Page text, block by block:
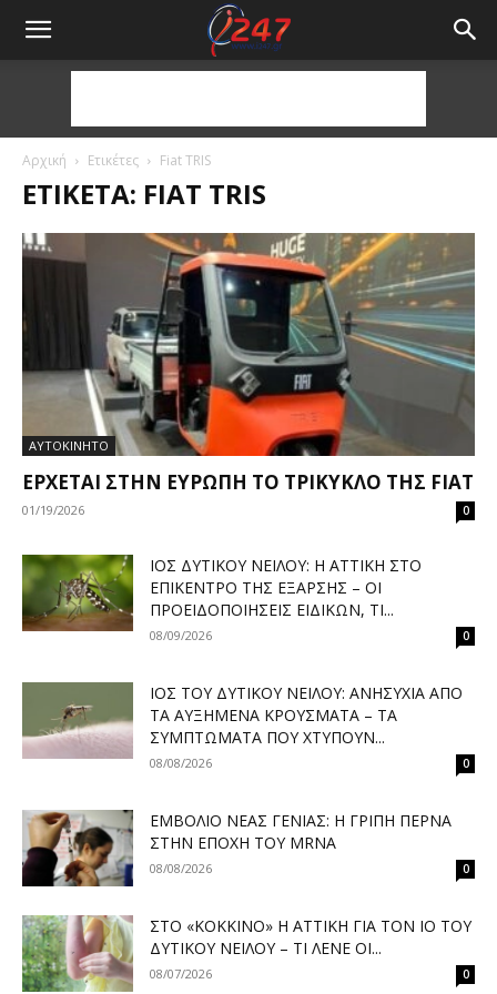
Αρχική Ετικέτες Fiat TRIS
ΕΤΙΚΈΤΑ: FIAT TRIS
ΑΥΤΟΚΙΝΗΤΟ
ΈΡΧΕΤΑΙ ΣΤΗΝ ΕΥΡΏΠΗ ΤΟ ΤΡΊΚΥΚΛΟ ΤΗΣ FIAT
01/19/2026 0
ΙΌΣ ΔΥΤΙΚΟΎ ΝΕΊΛΟΥ: Η ΑΤΤΙΚΉ ΣΤΟ
ΕΠΊΚΕΝΤΡΟ ΤΗΣ ΈΞΑΡΣΗΣ – ΟΙ
ΠΡΟΕΙΔΟΠΟΙΉΣΕΙΣ ΕΙΔΙΚΏΝ, ΤΙ...
08/09/2026 0
ΙΌΣ ΤΟΥ ΔΥΤΙΚΟΎ ΝΕΊΛΟΥ: ΑΝΗΣΥΧΊΑ ΑΠΌ
ΤΑ ΑΥΞΗΜΈΝΑ ΚΡΟΎΣΜΑΤΑ – ΤΑ
ΣΥΜΠΤΏΜΑΤΑ ΠΟΥ ΧΤΥΠΟΎΝ...
08/08/2026 0
ΕΜΒΌΛΙΟ ΝΈΑΣ ΓΕΝΙΆΣ: Η ΓΡΊΠΗ ΠΕΡΝΆ
ΣΤΗΝ ΕΠΟΧΉ ΤΟΥ MRNA
08/08/2026 0
ΣΤΟ «ΚΌΚΚΙΝΟ» Η ΑΤΤΙΚΉ ΓΙΑ ΤΟΝ ΙΌ ΤΟΥ
ΔΥΤΙΚΟΎ ΝΕΊΛΟΥ – ΤΙ ΛΈΝΕ ΟΙ...
08/07/2026 0